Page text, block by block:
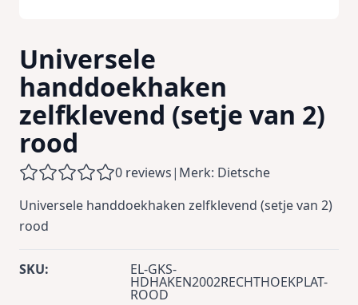
Universele
handdoekhaken
zelfklevend (setje van 2)
rood
0 reviews| Merk: Dietsche
Universele handdoekhaken zelfklevend (setje van 2)
rood
SKU: EL-GKS-
HDHAKEN2002RECHTHOEKPLAT-
ROOD